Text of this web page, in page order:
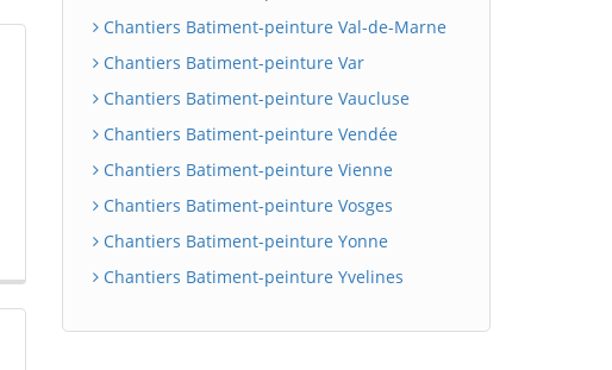
Chantiers Batiment-peinture Val-de-Marne
Chantiers Batiment-peinture Var
Chantiers Batiment-peinture Vaucluse
Chantiers Batiment-peinture Vendée
Chantiers Batiment-peinture Vienne
Chantiers Batiment-peinture Vosges
Chantiers Batiment-peinture Yonne
Chantiers Batiment-peinture Yvelines